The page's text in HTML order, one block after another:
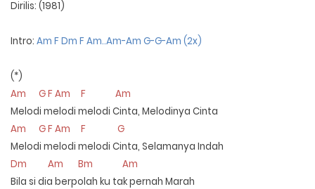
Dirilis: (1981)
Intro: Am F Dm F Am..Am-Am G-G-Am (2x)
(*)
Am
G F Am F
Am
Melodi melodi melodi Cinta, Melodinya Cinta
Am
G F Am F
G
Melodi melodi melodi Cinta, Selamanya Indah
Dm
Am Bm
Am
Bila si dia berpolah ku tak pernah Marah